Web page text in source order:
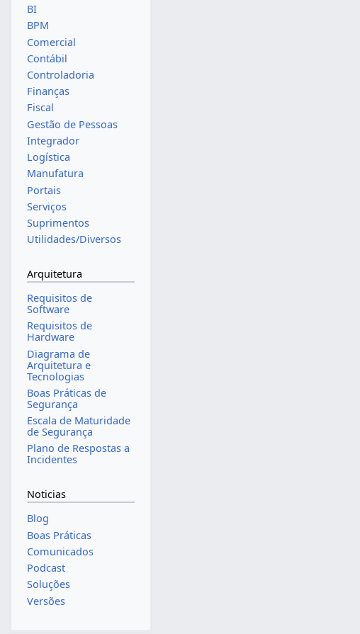
BI
BPM
Comercial
Contábil
Controladoria
Finanças
Fiscal
Gestão de Pessoas
Integrador
Logística
Manufatura
Portais
Serviços
Suprimentos
Utilidades/Diversos
Arquitetura
Requisitos de
Software
Requisitos de
Hardware
Diagrama de
Arquitetura e
Tecnologias
Boas Práticas de
Segurança
Escala de Maturidade
de Segurança
Plano de Respostas a
Incidentes
Noticias
Blog
Boas Práticas
Comunicados
Podcast
Soluções
Versões